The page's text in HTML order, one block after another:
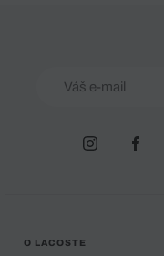
O LACOSTE